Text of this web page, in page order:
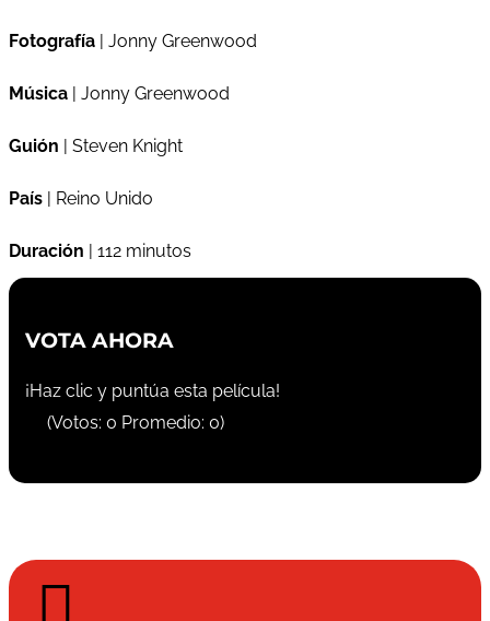
Fotografía | Jonny Greenwood
Música | Jonny Greenwood
Guión | Steven Knight
País | Reino Unido
Duración | 112 minutos
VOTA AHORA
¡Haz clic y puntúa esta película!
(Votos: 0 Promedio: 0)